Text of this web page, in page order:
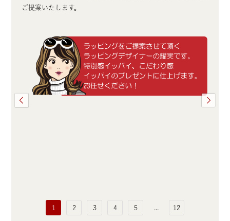
ご提案いたします。
1 2 3 4 5 ... 12